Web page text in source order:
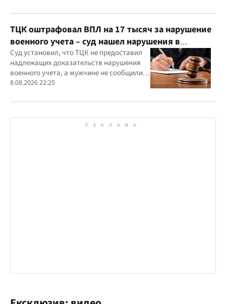
ТЦК оштрафовал ВПЛ на 17 тысяч за нарушение
военного учета – суд нашел нарушения в
действиях ТЦК
Суд установил, что ТЦК не предоставил
надлежащих доказательств нарушения
военного учета, а мужчине не сообщили
должным образом о дате и месте
8.08.2026 22:25